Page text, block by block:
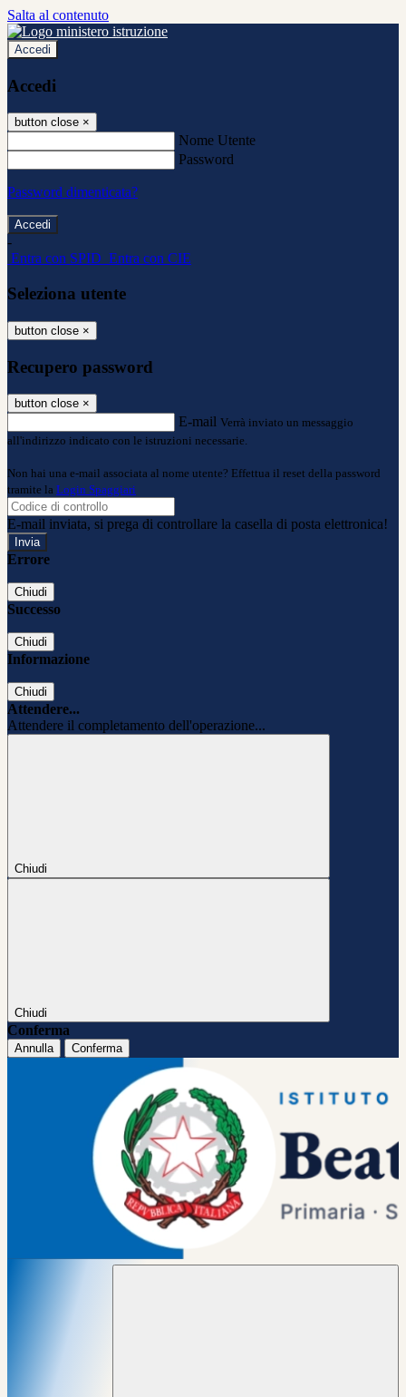
Salta al contenuto
Accedi
Accedi
button close ×
Nome Utente
Password
Password dimenticata?
-
Entra con SPID Entra con CIE
Seleziona utente
button close ×
Recupero password
button close ×
E-mail Verrà inviato un messaggio
all'indirizzo indicato con le istruzioni necessarie.
Non hai una e-mail associata al nome utente? Effettua il reset della password
tramite la Login Spaggiari
E-mail inviata, si prega di controllare la casella di posta elettronica!
Errore
Chiudi
Successo
Chiudi
Informazione
Chiudi
Attendere...
Attendere il completamento dell'operazione...
Chiudi
Chiudi
Conferma
Annulla Conferma